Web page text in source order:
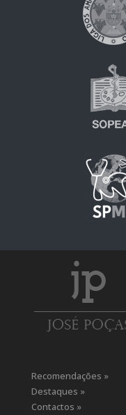
Recomendações »
Destaques »
Contactos »